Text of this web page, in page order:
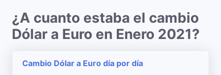
¿A cuanto estaba el cambio
Dólar a Euro en Enero 2021?
Cambio Dólar a Euro día por día